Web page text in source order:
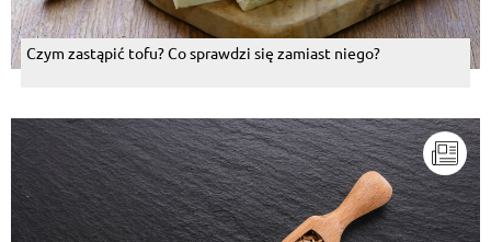
Czym zastąpić tofu? Co sprawdzi się zamiast niego?